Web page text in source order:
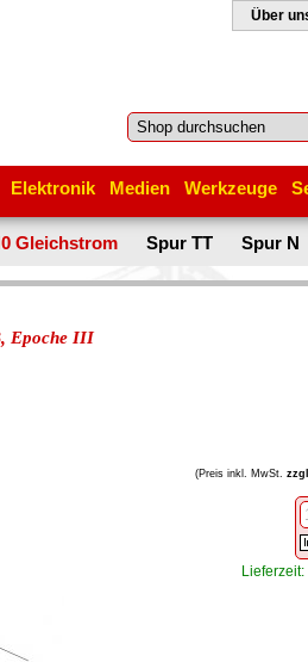
Über
Elektronik Medien Werkzeuge
Gleichstrom Spur TT Spur N
Epoche III
(Preis inkl. MwSt.